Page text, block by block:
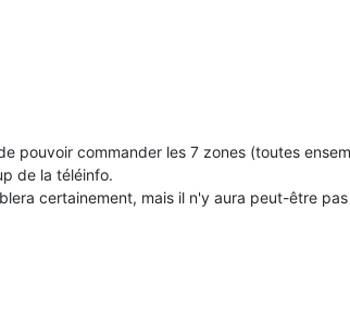
pouvoir commander les 7 zones (toutes
de la téléinfo.
certainement, mais il n'y aura peut-être